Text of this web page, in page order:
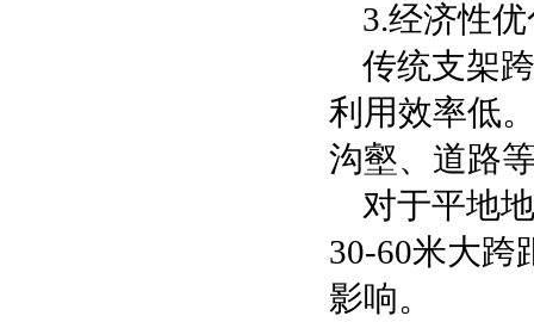
3.经济性
传统支架
利用效率低
沟壑、道路
对于平地
30-60米大跨
影响。